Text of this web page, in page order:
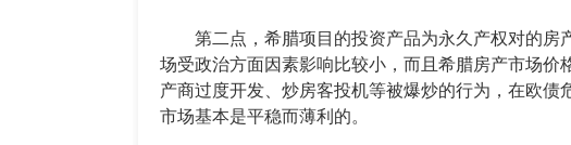
第二点，希腊项目的投资产品为永久产权对的房
场受政治方面因素影响比较小，而且希腊房产市场
产商过度开发、炒房客投机等被爆炒的行为，在欧
市场基本是平稳而薄利的。